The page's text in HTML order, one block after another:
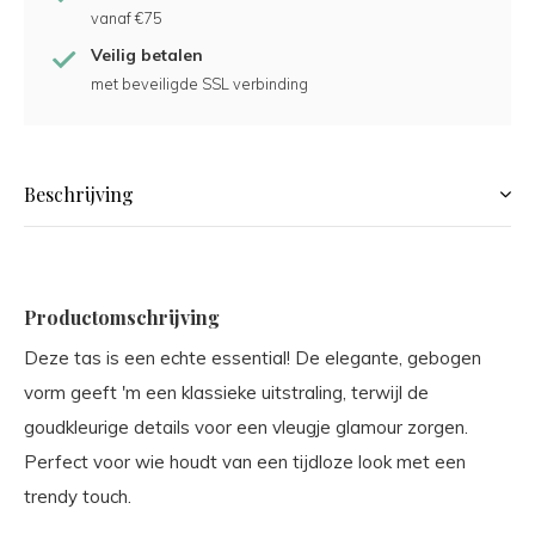
vanaf €75
Veilig betalen
met beveiligde SSL verbinding
Beschrijving
Productomschrijving
Deze tas is een echte essential! De elegante, gebogen
vorm geeft 'm een klassieke uitstraling, terwijl de
goudkleurige details voor een vleugje glamour zorgen.
Perfect voor wie houdt van een tijdloze look met een
trendy touch.